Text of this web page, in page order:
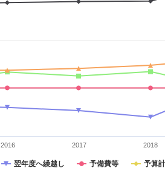
翌年度へ繰越し 予備費等 予算
2016 2017 2018